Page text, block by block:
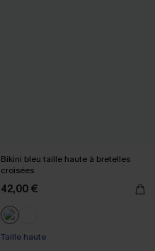
Bikini bleu taille haute à bretelles
croisées
42,00 €
Taille haute